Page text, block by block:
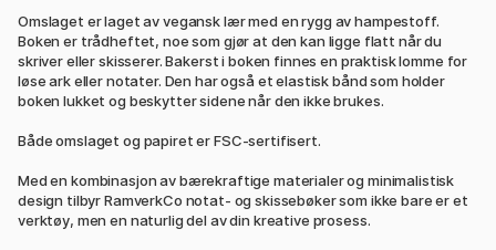
Omslaget er laget av vegansk lær med en rygg av hampestoff.
Boken er trådheftet, noe som gjør at den kan ligge flatt når du
skriver eller skisserer. Bakerst i boken finnes en praktisk lomme for
løse ark eller notater. Den har også et elastisk bånd som holder
boken lukket og beskytter sidene når den ikke brukes.
Både omslaget og papiret er FSC-sertifisert.
Med en kombinasjon av bærekraftige materialer og minimalistisk
design tilbyr RamverkCo notat- og skissebøker som ikke bare er et
verktøy, men en naturlig del av din kreative prosess.